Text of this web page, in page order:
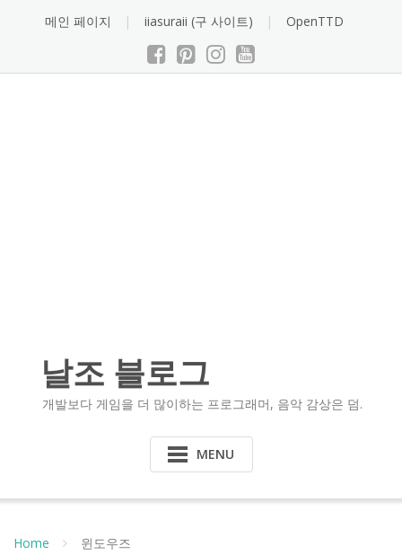
메인 페이지 iiasuraii (구 사이트) OpenTTD
날조 블로그
개발보다 게임을 더 많이하는 프로그래머, 음악 감상은 덤.
MENU
Home 윈도우즈